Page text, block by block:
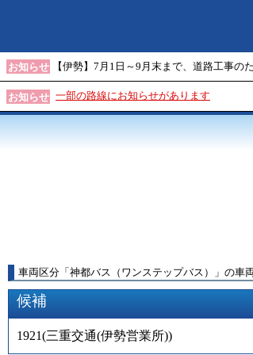
お知らせ 【伊勢】7月1日～9月末まで、道路工事の
お知らせ 一部の路線にお知らせがあります
車両区分 「 神都バス（ワンステップバス） 」 の車
候補
1921(三重交通(伊勢営業所))